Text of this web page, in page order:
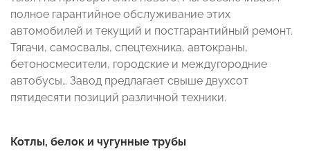
полное гарантийное обслуживание этих
автомобилей и текущий и постгарантийный ремонт.
Тягачи, самосвалы, спецтехника, автокраны,
бетоносмесители, городские и междугородние
автобусы… Завод предлагает свыше двухсот
пятидесяти позиций различной техники.
Котлы, белок и чугунные трубы